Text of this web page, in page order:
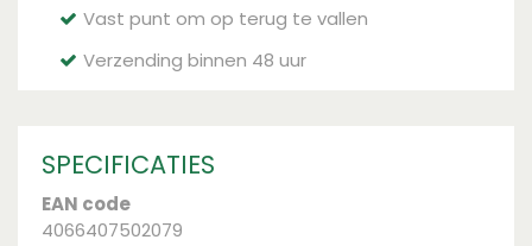
Vast punt om op terug te vallen
Verzending binnen 48 uur
SPECIFICATIES
EAN code
4066407502079